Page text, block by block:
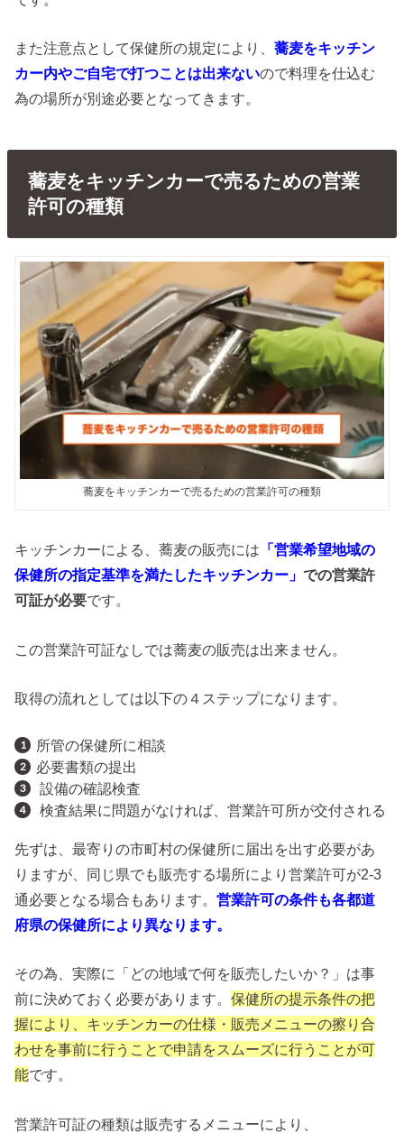
また注意点として保健所の規定により、蕎麦をキッチン
カー内やご自宅で打つことは出来ないので料理を仕込む
為の場所が別途必要となってきます。
蕎麦をキッチンカーで売るための営業
許可の種類
蕎麦をキッチンカーで売るための営業許可の種類
キッチンカーによる、蕎麦の販売には 「営業希望地域の
保健所の指定基準を満たしたキッチンカー」での営業許
可証が必要です。
この営業許可証なしでは蕎麦の販売は出来ません。
取得の流れとしては以下の４ステップになります。
所管の保健所に相談
必要書類の提出
設備の確認検査
検査結果に問題がなければ、営業許可所が交付される
先ずは、最寄りの市町村の保健所に届出を出す必要があ
りますが、同じ県でも販売する場所により営業許可が2-3
通必要となる場合もあります。営業許可の条件も各都道
府県の保健所により異なります。
その為、実際に「どの地域で何を販売したいか？」は事
前に決めておく必要があります。保健所の提示条件の把
握により、キッチンカーの仕様・販売メニューの擦り合
わせを事前に行うことで申請をスムーズに行うことが可
能です。
営業許可証の種類は販売するメニューにより、